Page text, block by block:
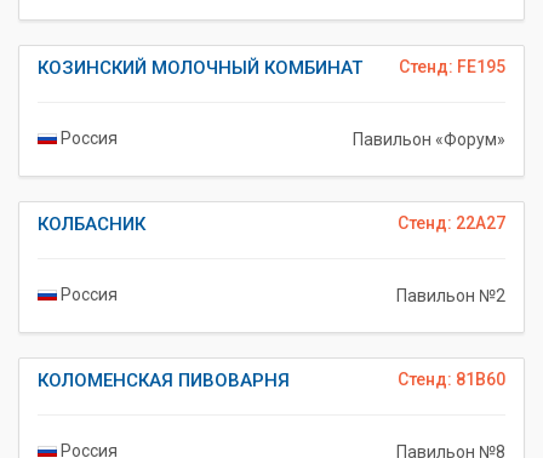
Стенд: FE195
КОЗИНСКИЙ МОЛОЧНЫЙ КОМБИНАТ
Россия Павильон «Форум»
Стенд: 22A27
КОЛБАСНИК
Россия Павильон №2
Стенд: 81B60
КОЛОМЕНСКАЯ ПИВОВАРНЯ
Россия Павильон №8